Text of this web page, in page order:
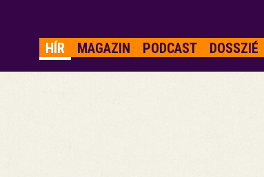
HÍR MAGAZIN PODCAST DOSSZIÉ